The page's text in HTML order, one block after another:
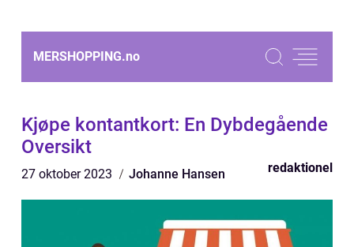
MERSHOPPING.no
Kjøpe kontantkort: En Dybdegående
Oversikt
27 oktober 2023 Johanne Hansen redaktionel